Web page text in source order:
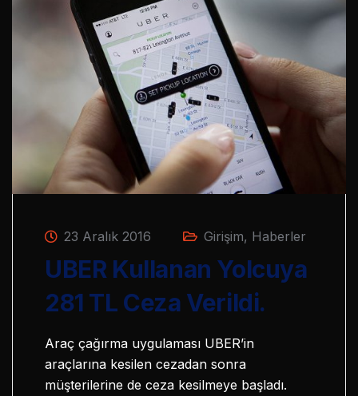
23 Aralık 2016 Girişim, Haberler
UBER Kullanan Yolcuya
281 TL Ceza Verildi.
Araç çağırma uygulaması UBER’in
araçlarına kesilen cezadan sonra
müşterilerine de ceza kesilmeye başladı.